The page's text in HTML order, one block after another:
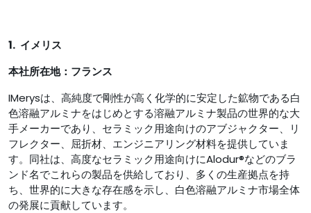
1. イメリス
本社所在地：フランス
IMerysは、高純度で剛性が高く化学的に安定した鉱物である白
色溶融アルミナをはじめ​​とする溶融アルミナ製品の世界的な大
手メーカーであり、セラミック用途向けのアブジャクター、リ
フレクター、屈折材、エンジニアリング材料を提供していま
す。同社は、高度なセラミック用途向けにAlodur®などのブラ
ンド名でこれらの製品を供給しており、多くの生産拠点を持
ち、世界的に大きな存在感を示し、白色溶融アルミナ市場全体
の発展に貢献しています。